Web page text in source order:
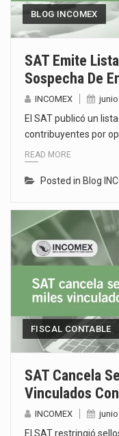
BLOG INCOMEX
SAT Emite
Sospecha De
INCOMEX
El SAT publicó un
contribuyentes por
READ MORE
Posted in Blog
FISCAL CONTABLE
SAT Cancela
Vinculados
INCOMEX
El SAT restringió